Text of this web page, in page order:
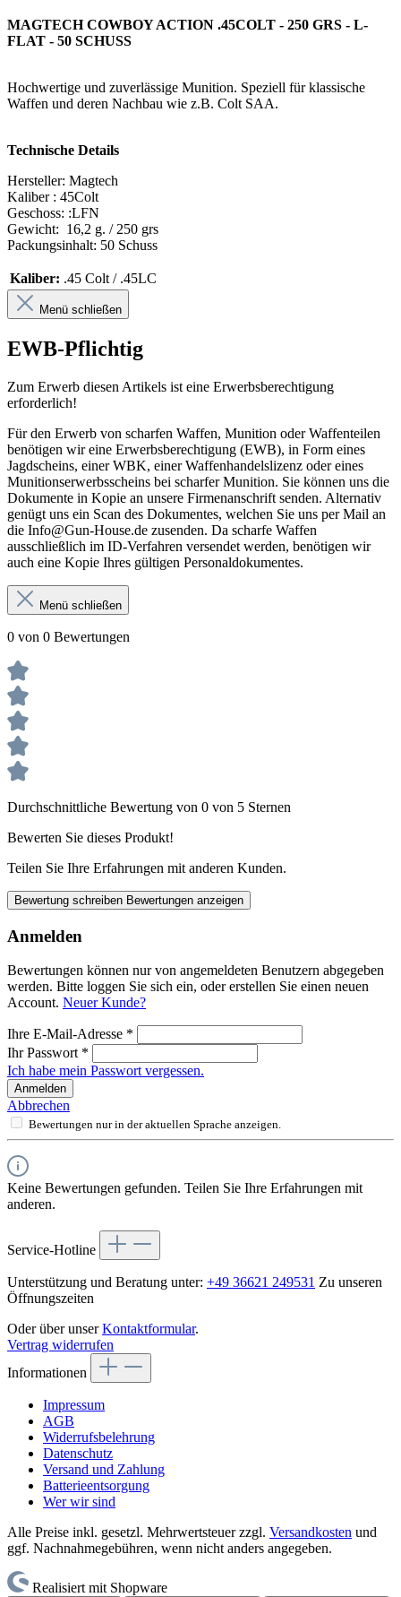
MAGTECH COWBOY ACTION .45COLT - 250 GRS - L-
FLAT - 50 SCHUSS
Hochwertige und zuverlässige Munition. Speziell für klassische
Waffen und deren Nachbau wie z.B. Colt SAA.
Technische Details
Hersteller: Magtech
Kaliber : 45Colt
Geschoss: :LFN
Gewicht: 16,2 g. / 250 grs
Packungsinhalt: 50 Schuss
Kaliber: .45 Colt / .45LC
Menü schließen
EWB-Pflichtig
Zum Erwerb diesen Artikels ist eine Erwerbsberechtigung
erforderlich!
Für den Erwerb von scharfen Waffen, Munition oder Waffenteilen
benötigen wir eine Erwerbsberechtigung (EWB), in Form eines
Jagdscheins, einer WBK, einer Waffenhandelslizenz oder eines
Munitionserwerbsscheins bei scharfer Munition. Sie können uns die
Dokumente in Kopie an unsere Firmenanschrift senden. Alternativ
genügt uns ein Scan des Dokumentes, welchen Sie uns per Mail an
die Info@Gun-House.de zusenden. Da scharfe Waffen
ausschließlich im ID-Verfahren versendet werden, benötigen wir
auch eine Kopie Ihres gültigen Personaldokumentes.
Menü schließen
0 von 0 Bewertungen
Durchschnittliche Bewertung von 0 von 5 Sternen
Bewerten Sie dieses Produkt!
Teilen Sie Ihre Erfahrungen mit anderen Kunden.
Bewertung schreiben Bewertungen anzeigen
Anmelden
Bewertungen können nur von angemeldeten Benutzern abgegeben
werden. Bitte loggen Sie sich ein, oder erstellen Sie einen neuen
Account. Neuer Kunde?
Ihre E-Mail-Adresse *
Ihr Passwort *
Ich habe mein Passwort vergessen.
Anmelden
Abbrechen
Bewertungen nur in der aktuellen Sprache anzeigen.
Keine Bewertungen gefunden. Teilen Sie Ihre Erfahrungen mit
anderen.
Service-Hotline
Unterstützung und Beratung unter: +49 36621 249531 Zu unseren
Öffnungszeiten
Oder über unserKontaktformular.
Vertrag widerrufen
Informationen
Impressum
AGB
Widerrufsbelehrung
Datenschutz
Versand und Zahlung
Batterieentsorgung
Wer wir sind
Alle Preise inkl. gesetzl. Mehrwertsteuer zzgl. Versandkosten und
ggf. Nachnahmegebühren, wenn nicht anders angegeben.
Realisiert mit Shopware